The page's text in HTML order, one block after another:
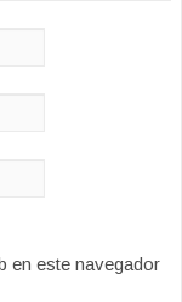
en este navegador